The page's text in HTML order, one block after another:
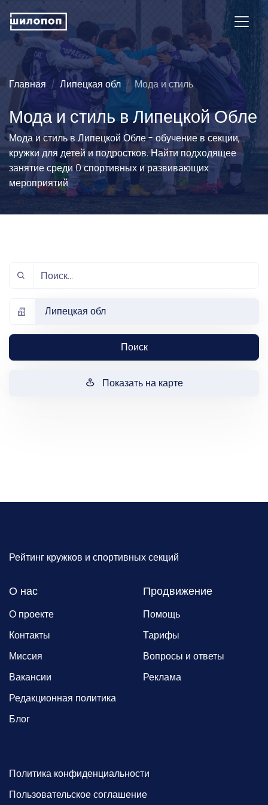
Главная Липецкая обл Мода и стиль
Мода и стиль в Липецкой Обле
Мода и стиль в Липецкой Обле - обучение в секции,
кружки для детей и подростков. Найти подходящее
занятие среди 0 спортивных и развивающих
мероприятий
Липецкая обл
Поиск
Показать на карте
Рейтинг кружков и спортивных секций
О нас
О проекте
Контакты
Миссия
Вакансии
Редакционная политика
Блог
Продвижение
Помощь
Тарифы
Вопросы и ответы
Реклама
Политика конфиденциальности
Пользовательское соглашение